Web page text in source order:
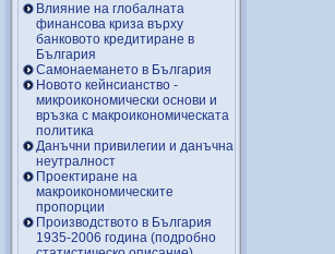
Влияние на глобалната
финансова криза върху
банковото кредитиране в
България
Самонаемането в България
Новото кейнсианство -
микроикономически основи и
връзка с макроикономическата
политика
Данъчни привилегии и данъчна
неутралност
Проектиране на
макроикономическите
пропорции
Производството в България
1935-2006 година (подробно